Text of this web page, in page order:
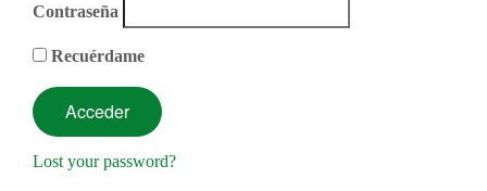
Contraseña
Recuérdame
Lost your password?